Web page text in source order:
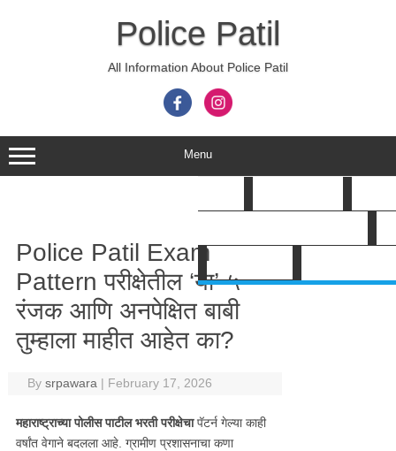
Police Patil
All Information About Police Patil
Menu
Police Patil Exam
Pattern परीक्षेतील ‘या’ ५
रंजक आणि अनपेक्षित बाबी
तुम्हाला माहीत आहेत का?
Bysrpawara | February 17, 2026
महाराष्ट्राच्या पोलीस पाटील भरती परीक्षेचापॅटर्न गेल्या काही
वर्षांत वेगाने बदलला आहे. ग्रामीण प्रशासनाचा कणा